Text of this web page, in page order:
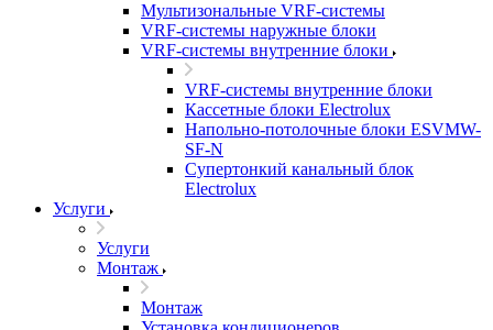
Мультизональные VRF-системы
VRF-системы наружные блоки
VRF-системы внутренние блоки
VRF-системы внутренние блоки
Кассетные блоки Electrolux
Напольно-потолочные блоки ESVMW-
SF-N
Супертонкий канальный блок
Electrolux
Услуги
Услуги
Монтаж
Монтаж